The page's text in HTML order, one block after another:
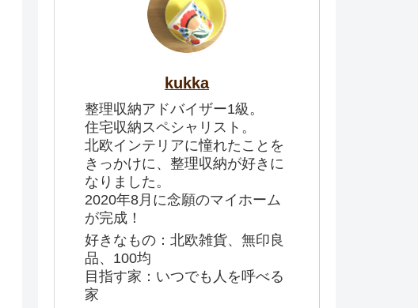
kukka
整理収納アドバイザー1級。
住宅収納スペシャリスト。
北欧インテリアに憧れたことを
きっかけに、整理収納が好きに
なりました。
2020年8月に念願のマイホーム
が完成！
好きなもの：北欧雑貨、無印良
品、100均
目指す家：いつでも人を呼べる
家